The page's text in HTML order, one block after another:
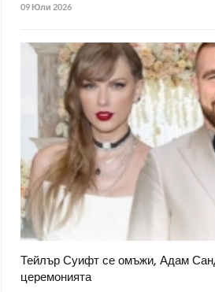
09 Юли 2026
Тейлър Суифт се омъжи, Адам
церемонията